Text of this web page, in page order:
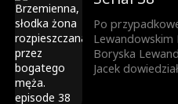
uczucie.
ojca, a Ewa –
i rozpoczęła
Po
Lewandowskim
Boryska
Jacek